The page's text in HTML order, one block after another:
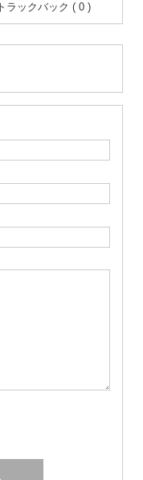
トラックバック ( 0 )